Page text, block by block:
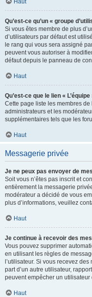
Haut
Qu’est-ce qu’un « groupe
Si vous êtes membre de plus
d’utilisateurs par défaut est
le rang qui vous sera assigné
peuvent vous autoriser à
défaut depuis le panneau de
Haut
Qu’est-ce que le lien « L’équipe
Cette page liste les membres
administrateurs et les
supplémentaires tels que les
Haut
Messagerie privée
Je ne peux pas envoyer de
Soit vous n’êtes pas inscrit et
entièrement la messagerie
modérateur a décidé de vous
plus d’informations, veuillez
Haut
Je continue à recevoir des
Vous pouvez supprimer
en utilisant les règles de
l’utilisateur. Si vous recevez
part d’un autre utilisateur,
peuvent empêcher un utilisateur
Haut